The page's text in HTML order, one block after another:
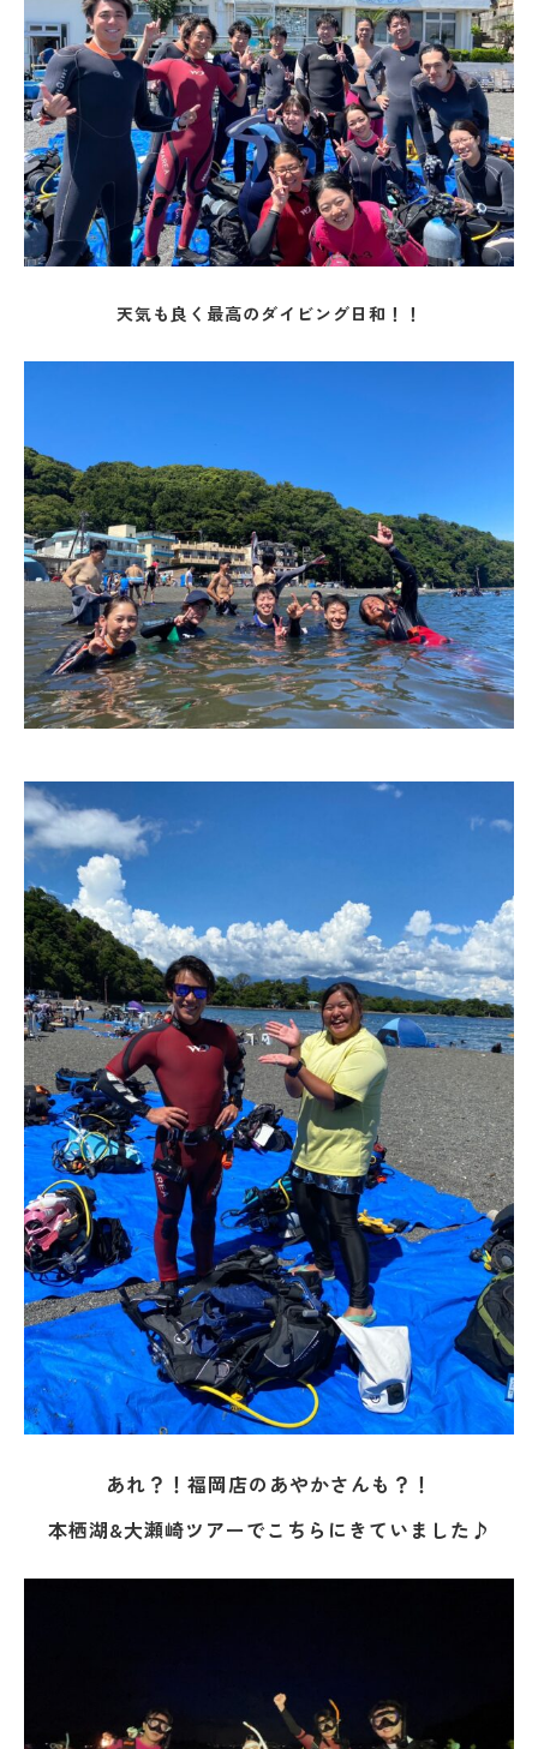
天気も良く最高のダイビング日和！！
あれ？！福岡店のあやかさんも？！
本栖湖&大瀬崎ツアーでこちらにきていました♪